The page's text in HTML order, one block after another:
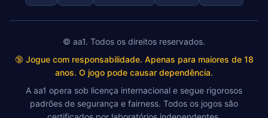
© aa1. Todos os direitos reservados.
🔞 Jogue com responsabilidade. Apenas para maiores de 18
anos. O jogo pode causar dependência.
A aa1 opera sob licença internacional e segue rigorosos
padrões de segurança e fairness. Todos os jogos são